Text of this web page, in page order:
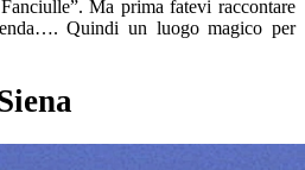
Ma prima fatevi raccontare
Quindi un luogo magico per